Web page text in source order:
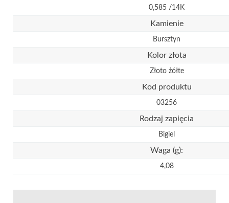
0,585 /14K
Kamienie
Bursztyn
Kolor złota
Złoto żółte
Kod produktu
03256
Rodzaj zapięcia
Bigiel
Waga (g):
4,08